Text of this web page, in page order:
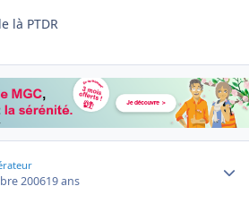
là PTDR
200619 ans